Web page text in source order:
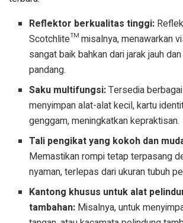
Reflektor berkualitas tinggi:
Scotchlite™ misalnya, menawarkan
sangat baik bahkan dari jarak jauh
pandang.
Saku multifungsi:Tersedia
menyimpan alat-alat kecil, kartu
genggam, meningkatkan kepraktisan.
Tali pengikat yang kokoh dan
Memastikan rompi tetap terpasang
nyaman, terlepas dari ukuran tubuh
Kantong khusus untuk alat
tambahan: Misalnya, untuk